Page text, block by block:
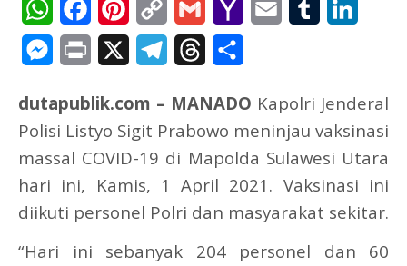
WhatsAppFacebookPinterest
Copy
Link
Gmail
Yahoo
Email Tumblr
Messenger
Print TelegramThreads
dutapublik.com – MANADO Kapolri Jenderal
Polisi Listyo Sigit Prabowo meninjau vaksinasi
massal COVID-19 di Mapolda Sulawesi Utara
hari ini, Kamis, 1 April 2021. Vaksinasi ini
diikuti personel Polri dan masyarakat sekitar.
“Hari ini sebanyak 204 personel dan 60